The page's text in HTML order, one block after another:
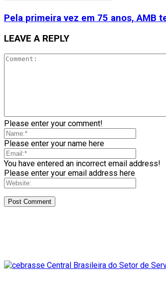
Pela primeira vez em 75 anos, AMB
LEAVE A REPLY
Please enter your comment!
Please enter your name here
You have entered an incorrect email address!
Please enter your email address here